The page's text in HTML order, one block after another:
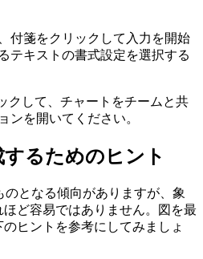
付箋をクリックして入力を開始
テキストの書式設定を選択する
クして、チャートをチームと共
ンを開いてください。
るためのヒント
のとなる傾向がありますが、象
ど容易ではありません。図を最
ヒントを参考にしてみましょ